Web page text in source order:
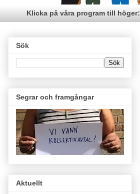
Klicka på våra program till höger:
Sök
Segrar och framgångar
Aktuellt